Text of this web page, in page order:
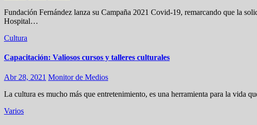
Fundación Fernández lanza su Campaña 2021 Covid-19, remarcando que la
Hospital…
Cultura
Capacitación: Valiosos cursos y talleres culturales
Abr 28, 2021 Monitor de Medios
La cultura es mucho más que entretenimiento, es una herramienta para la vida
Varios